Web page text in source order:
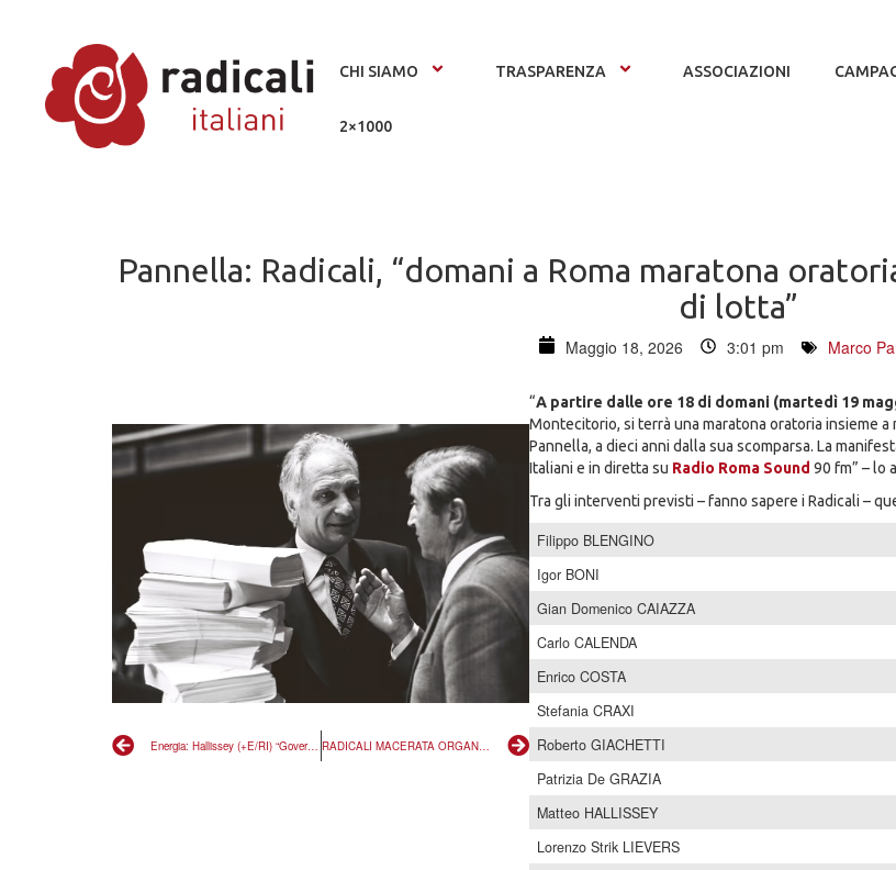
CHI SIAMO TRASPARENZA ASSOCIAZIONI
2×1000
Pannella: Radicali, “domani a Roma maratona
di lotta”
Maggio 18, 2026 3:01 pm Marco
Energia: Hallissey (+E/RI) “Governo sbaglia su patto stabilità, rispetti parametri” RADICALI MACERATA ORGANIZZA CONFRONTO CON DI RADICALI ITALIANI
“A partire dalle ore 18 di domani (martedì 19
Montecitorio, si terrà una maratona oratoria insieme
Pannella, a dieci anni dalla sua scomparsa. La
Italiani e in diretta su Radio Roma Sound 90 fm” – lo
Tra gli interventi previsti – fanno sapere i Radicali –
Filippo BLENGINO
Igor BONI
Gian Domenico CAIAZZA
Carlo CALENDA
Enrico COSTA
Stefania CRAXI
Roberto GIACHETTI
Patrizia De GRAZIA
Matteo HALLISSEY
Lorenzo Strik LIEVERS